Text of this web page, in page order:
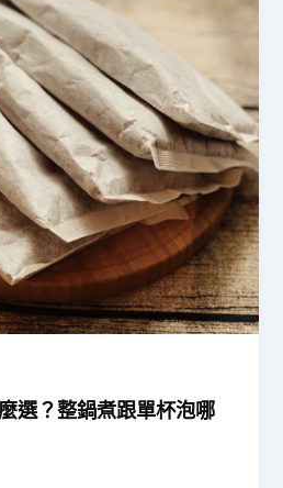
選？整鍋煮跟單杯泡哪